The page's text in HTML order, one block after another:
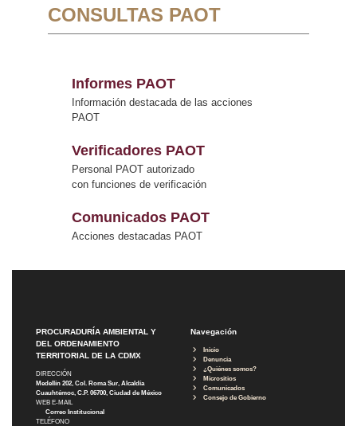
CONSULTAS PAOT
Informes PAOT
Información destacada de las acciones
PAOT
Verificadores PAOT
Personal PAOT autorizado
con funciones de verificación
Comunicados PAOT
Acciones destacadas PAOT
PROCURADURÍA AMBIENTAL Y
DEL ORDENAMIENTO
TERRITORIAL DE LA CDMX
DIRECCIÓN
Medellín 202, Col. Roma Sur, Alcaldía
Cuauhtémoc, C.P. 06700, Ciudad de México
WEB E-MAIL
Correo Institucional
TELÉFONO
Navegación
Inicio
Denuncia
¿Quiénes somos?
Micrositios
Comunicados
Consejo de Gobierno